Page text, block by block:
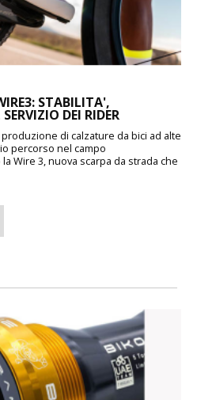
STABILITA',
DEI RIDER
di calzature da bici ad alte
percorso nel campo
Wire 3, nuova scarpa da strada che